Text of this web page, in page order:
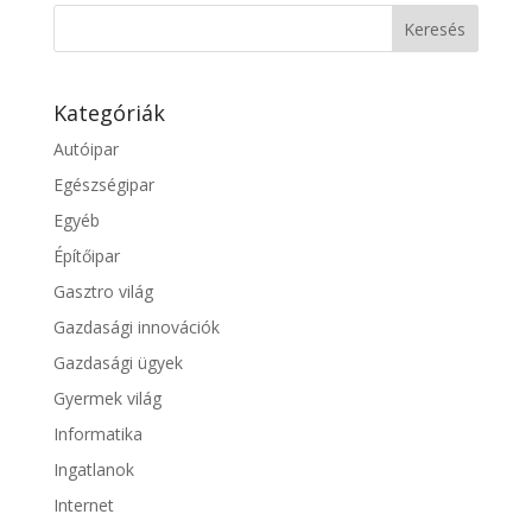
Kategóriák
Autóipar
Egészségipar
Egyéb
Építőipar
Gasztro világ
Gazdasági innovációk
Gazdasági ügyek
Gyermek világ
Informatika
Ingatlanok
Internet